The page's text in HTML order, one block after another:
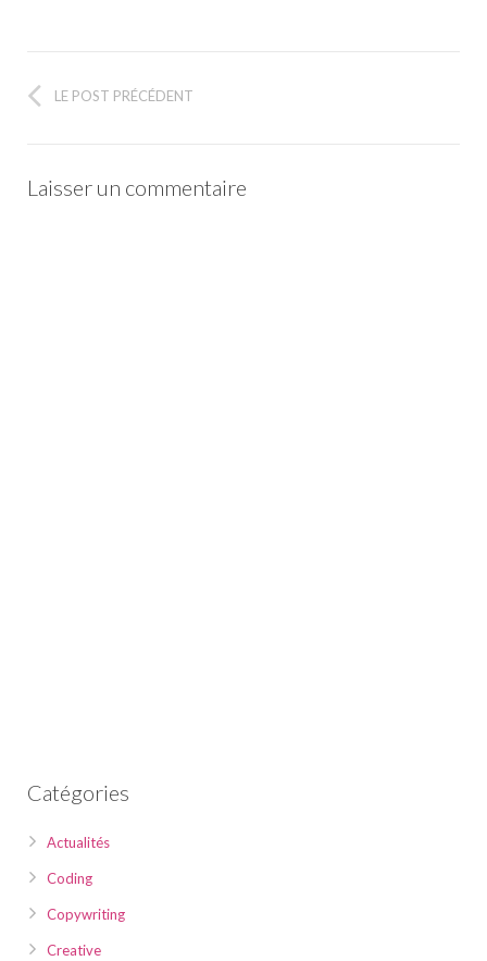
LE POST PRÉCÉDENT
Laisser un commentaire
Catégories
Actualités
Coding
Copywriting
Creative